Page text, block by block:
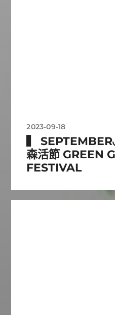
2023-09-18
▍
森活節 GREEN
FESTIVAL